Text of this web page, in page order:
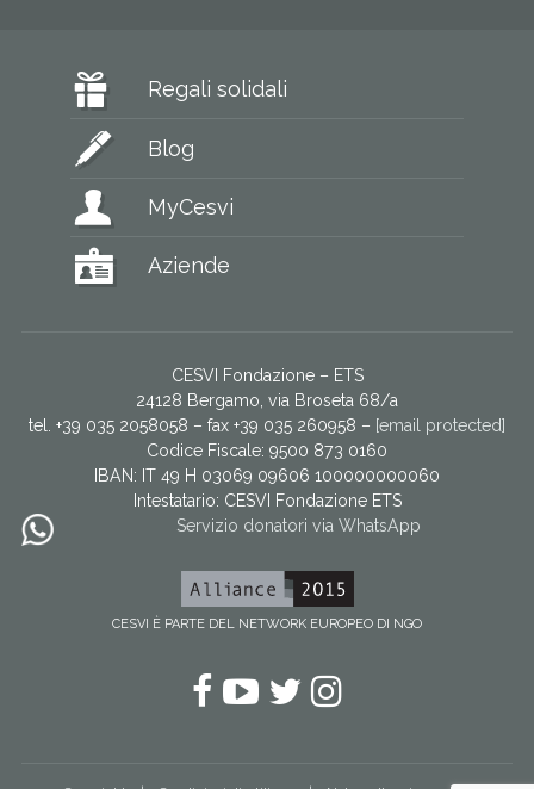
Regali solidali
Blog
MyCesvi
Aziende
CESVI Fondazione – ETS
24128 Bergamo, via Broseta 68/a
tel. +39 035 2058058 – fax +39 035 260958 – [email protected]
Codice Fiscale: 9500 873 0160
IBAN: IT 49 H 03069 09606 100000000060
Intestatario: CESVI Fondazione ETS
Servizio donatori via WhatsApp
CESVI È PARTE DEL NETWORK EUROPEO DI NGO
Facebook
YouTube
Twitter
Instagram